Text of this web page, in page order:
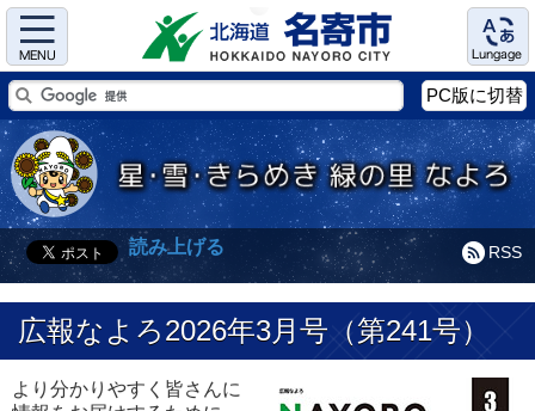
Menu Language
PC版に切替
RSS
読み上げる
広報なよろ2026年3月号（第241号）
より分かりやすく皆さんに